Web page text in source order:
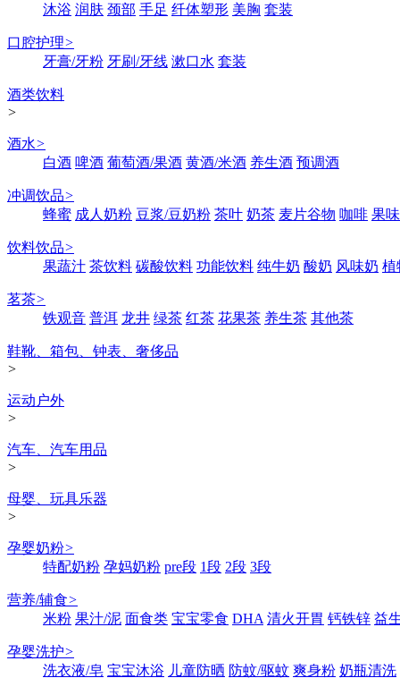
沐浴 润肤 颈部 手足 纤体塑形 美胸 套装
口腔护理>
牙膏/牙粉 牙刷/牙线 漱口水 套装
酒类饮料
>
酒水>
白酒 啤酒 葡萄酒/果酒 黄酒/米酒 养生酒 预调酒
冲调饮品>
蜂蜜 成人奶粉 豆浆/豆奶粉 茶叶 奶茶 麦片谷物 咖啡 果
饮料饮品>
果蔬汁 茶饮料 碳酸饮料 功能饮料 纯牛奶 酸奶 风味奶 植
茗茶>
铁观音 普洱 龙井 绿茶 红茶 花果茶 养生茶 其他茶
鞋靴、箱包、钟表、奢侈品
>
运动户外
>
汽车、汽车用品
>
母婴、玩具乐器
>
孕婴奶粉>
特配奶粉 孕妈奶粉 pre段 1段 2段 3段
营养/辅食>
米粉 果汁/泥 面食类 宝宝零食 DHA 清火开胃 钙铁锌 益
孕婴洗护>
洗衣液/皂 宝宝沐浴 儿童防晒 防蚊/驱蚊 爽身粉 奶瓶清洗